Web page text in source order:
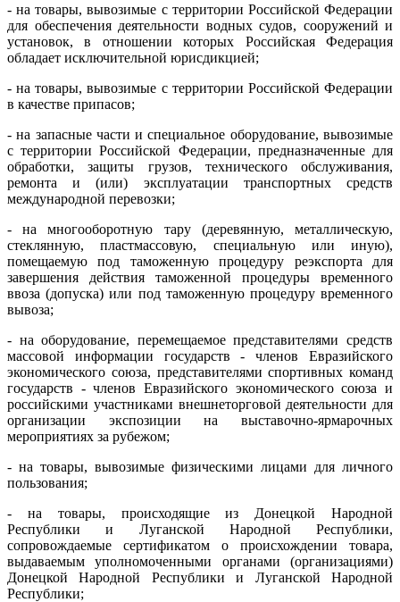
- на товары, вывозимые с территории Российской Федерации
для обеспечения деятельности водных судов, сооружений и
установок, в отношении которых Российская Федерация
обладает исключительной юрисдикцией;
- на товары, вывозимые с территории Российской Федерации
в качестве припасов;
- на запасные части и специальное оборудование, вывозимые
с территории Российской Федерации, предназначенные для
обработки, защиты грузов, технического обслуживания,
ремонта и (или) эксплуатации транспортных средств
международной перевозки;
- на многооборотную тару (деревянную, металлическую,
стеклянную, пластмассовую, специальную или иную),
помещаемую под таможенную процедуру реэкспорта для
завершения действия таможенной процедуры временного
ввоза (допуска) или под таможенную процедуру временного
вывоза;
- на оборудование, перемещаемое представителями средств
массовой информации государств - членов Евразийского
экономического союза, представителями спортивных команд
государств - членов Евразийского экономического союза и
российскими участниками внешнеторговой деятельности для
организации экспозиции на выставочно-ярмарочных
мероприятиях за рубежом;
- на товары, вывозимые физическими лицами для личного
пользования;
- на товары, происходящие из Донецкой Народной
Республики и Луганской Народной Республики,
сопровождаемые сертификатом о происхождении товара,
выдаваемым уполномоченными органами (организациями)
Донецкой Народной Республики и Луганской Народной
Республики;